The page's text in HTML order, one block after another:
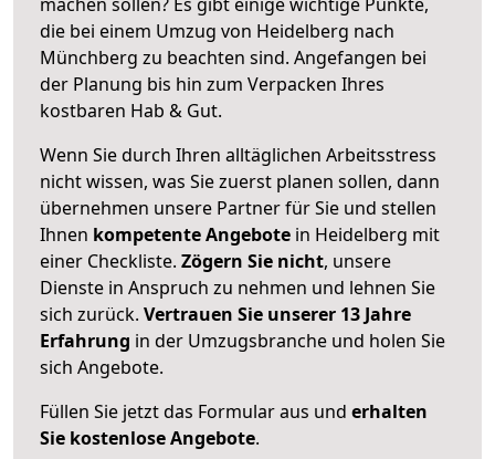
die bei einem Umzug von Heidelberg nach
Münchberg zu beachten sind. Angefangen bei
der Planung bis hin zum Verpacken Ihres
kostbaren Hab & Gut.
Wenn Sie durch Ihren alltäglichen Arbeitsstress
nicht wissen, was Sie zuerst planen sollen, dann
übernehmen unsere Partner für Sie und stellen
Ihnen kompetente Angebote in Heidelberg mit
einer Checkliste. Zögern Sie nicht, unsere
Dienste in Anspruch zu nehmen und lehnen Sie
sich zurück. Vertrauen Sie unserer 13 Jahre
Erfahrung in der Umzugsbranche und holen Sie
sich Angebote.
Füllen Sie jetzt das Formular aus und erhalten
Sie kostenlose Angebote.